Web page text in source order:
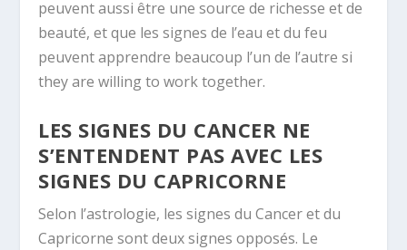
peuvent aussi être une source de richesse et de
beauté, et que les signes de l’eau et du feu
peuvent apprendre beaucoup l’un de l’autre si
they are willing to work together.
LES SIGNES DU CANCER NE
S’ENTENDENT PAS AVEC LES
SIGNES DU CAPRICORNE
Selon l’astrologie, les signes du Cancer et du
Capricorne sont deux signes opposés. Le